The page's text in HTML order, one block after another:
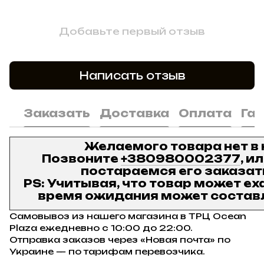
Добавьте первый отзыв
Написать отзыв
Заказать Доставка Оплата
Желаемого товара нет в
Позвоните +380980002377,
постараемся его
PS: Учитывая, что товар может
время ожидания может
Самовывоз из нашего магазина в ТРЦ Ocean
Plaza ежедневно с 10:00 до 22:00.
Отправка заказов через «Новая почта» по
Украине — по тарифам перевозчика.